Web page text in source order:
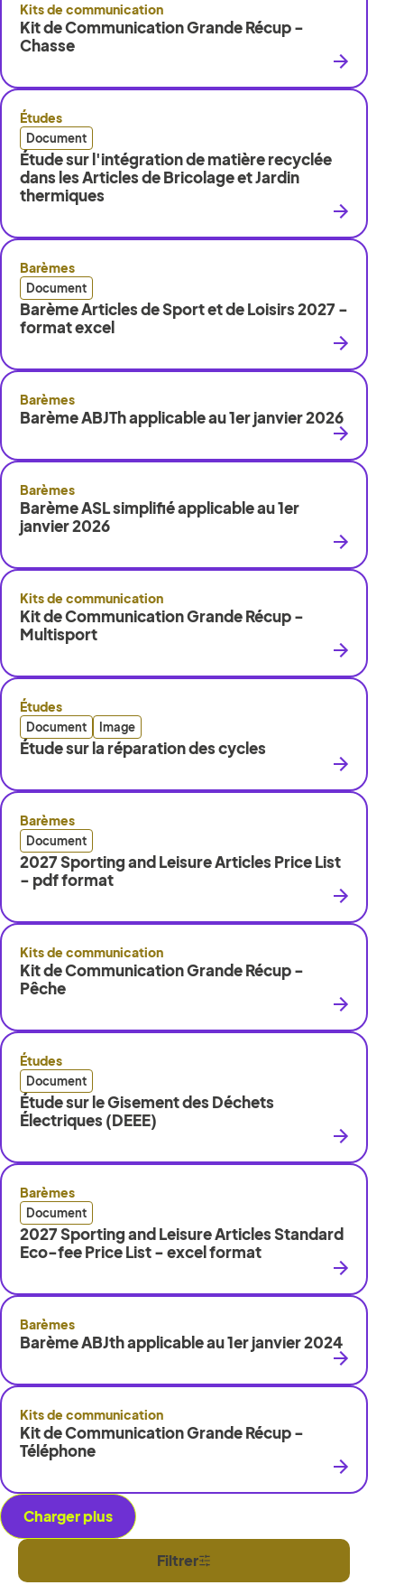
Kits de communication
Kit de Communication Grande Récup -
Chasse
Études
Document
Étude sur l'intégration de matière recyclée
dans les Articles de Bricolage et Jardin
thermiques
Barèmes
Document
Barème Articles de Sport et de Loisirs 2027 -
format excel
Barèmes
Barème ABJTh applicable au 1er janvier 2026
Barèmes
Barème ASL simplifié applicable au 1er
janvier 2026
Kits de communication
Kit de Communication Grande Récup -
Multisport
Études
Document Image
Étude sur la réparation des cycles
Barèmes
Document
2027 Sporting and Leisure Articles Price List
- pdf format
Kits de communication
Kit de Communication Grande Récup -
Pêche
Études
Document
Étude sur le Gisement des Déchets
Électriques (DEEE)
Barèmes
Document
2027 Sporting and Leisure Articles Standard
Eco-fee Price List - excel format
Barèmes
Barème ABJth applicable au 1er janvier 2024
Kits de communication
Kit de Communication Grande Récup -
Téléphone
Charger plus
Filtrer